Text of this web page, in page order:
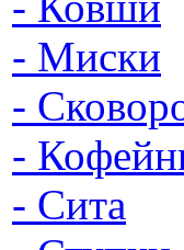
- Миски
-
-
- Сита